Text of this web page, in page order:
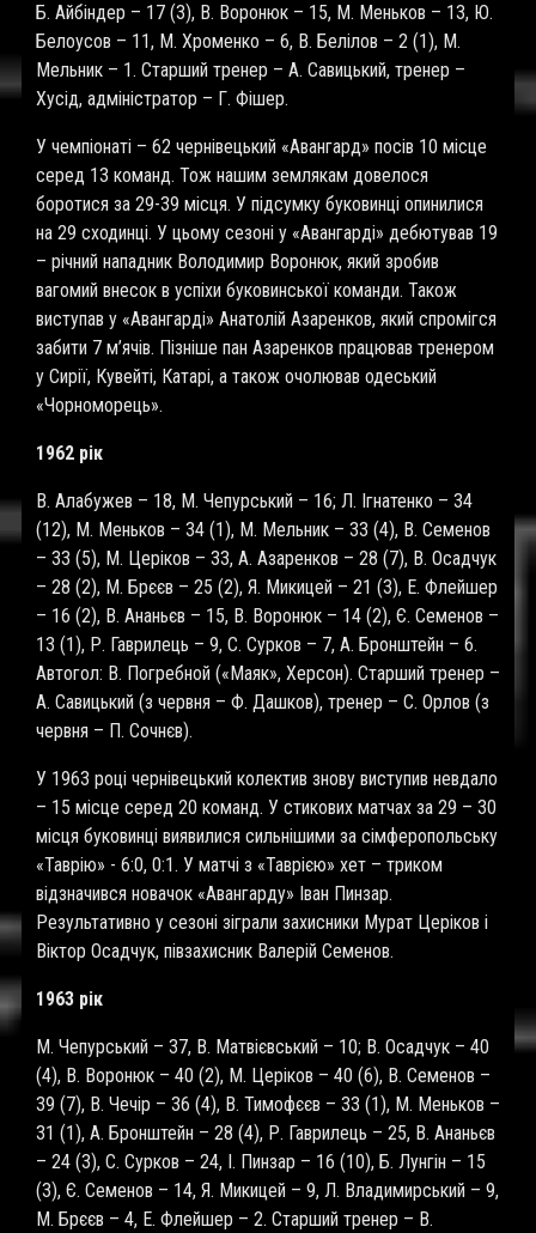
Б. Айбіндер – 17 (3), В. Воронюк – 15, М. Меньков – 13, Ю.
Белоусов – 11, М. Хроменко – 6, В. Белілов – 2 (1), М.
Мельник – 1. Старший тренер – А. Савицький, тренер –
Хусід, адміністратор – Г. Фішер.
У чемпіонаті – 62 чернівецький «Авангард» посів 10 місце
серед 13 команд. Тож нашим землякам довелося
боротися за 29-39 місця. У підсумку буковинці опинилися
на 29 сходинці. У цьому сезоні у «Авангарді» дебютував 19
– річний нападник Володимир Воронюк, який зробив
вагомий внесок в успіхи буковинської команди. Також
виступав у «Авангарді» Анатолій Азаренков, який спромігся
забити 7 м’ячів. Пізніше пан Азаренков працював тренером
у Сирії, Кувейті, Катарі, а також очолював одеський
«Чорноморець».
1962 рік
В. Алабужев – 18, М. Чепурський – 16; Л. Ігнатенко – 34
(12), М. Меньков – 34 (1), М. Мельник – 33 (4), В. Семенов
– 33 (5), М. Церіков – 33, А. Азаренков – 28 (7), В. Осадчук
– 28 (2), М. Брєєв – 25 (2), Я. Микицей – 21 (3), Е. Флейшер
– 16 (2), В. Ананьєв – 15, В. Воронюк – 14 (2), Є. Семенов –
13 (1), Р. Гаврилець – 9, С. Сурков – 7, А. Бронштейн – 6.
Автогол: В. Погребной («Маяк», Херсон). Старший тренер –
А. Савицький (з червня – Ф. Дашков), тренер – С. Орлов (з
червня – П. Сочнєв).
У 1963 році чернівецький колектив знову виступив невдало
– 15 місце серед 20 команд. У стикових матчах за 29 – 30
місця буковинці виявилися сильнішими за сімферопольську
«Таврію» - 6:0, 0:1. У матчі з «Таврією» хет – триком
відзначився новачок «Авангарду» Іван Пинзар.
Результативно у сезоні зіграли захисники Мурат Церіков і
Віктор Осадчук, півзахисник Валерій Семенов.
1963 рік
М. Чепурський – 37, В. Матвієвський – 10; В. Осадчук – 40
(4), В. Воронюк – 40 (2), М. Церіков – 40 (6), В. Семенов –
39 (7), В. Чечір – 36 (4), В. Тимофєєв – 33 (1), М. Меньков –
31 (1), А. Бронштейн – 28 (4), Р. Гаврилець – 25, В. Ананьєв
– 24 (3), С. Сурков – 24, І. Пинзар – 16 (10), Б. Лунгін – 15
(3), Є. Семенов – 14, Я. Микицей – 9, Л. Владимирський – 9,
М. Брєєв – 4, Е. Флейшер – 2. Старший тренер – В.